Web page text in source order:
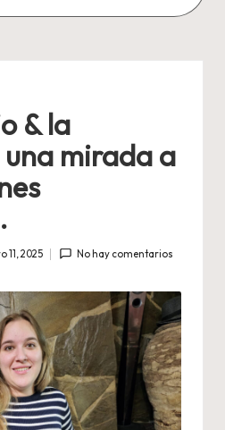
& la
una mirada a
11, 2025 No hay comentarios